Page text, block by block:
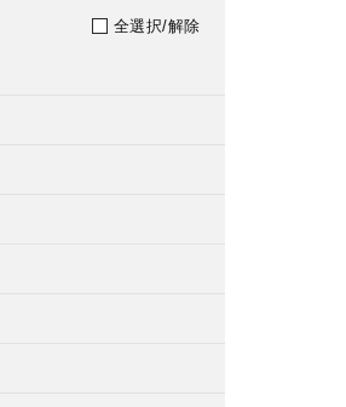
全選択/解除